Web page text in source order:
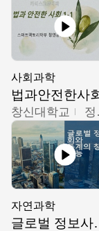
사회과학
법과안전한사회
창신대학교
자연과학
글로벌